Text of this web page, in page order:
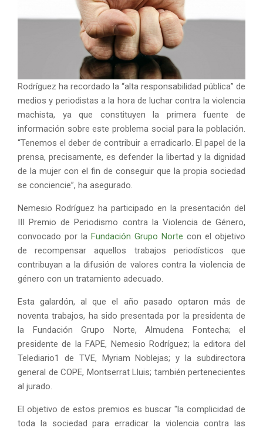
Rodríguez ha recordado la “alta responsabilidad pública” de
medios y periodistas a la hora de luchar contra la violencia
machista, ya que constituyen la primera fuente de
información sobre este problema social para la población.
“Tenemos el deber de contribuir a erradicarlo. El papel de la
prensa, precisamente, es defender la libertad y la dignidad
de la mujer con el fin de conseguir que la propia sociedad
se conciencie”, ha asegurado.
Nemesio Rodríguez ha participado en la presentación del
III Premio de Periodismo contra la Violencia de Género,
convocado por la Fundación Grupo Norte con el objetivo
de recompensar aquellos trabajos periodísticos que
contribuyan a la difusión de valores contra la violencia de
género con un tratamiento adecuado.
Esta galardón, al que el año pasado optaron más de
noventa trabajos, ha sido presentada por la presidenta de
la Fundación Grupo Norte, Almudena Fontecha; el
presidente de la FAPE, Nemesio Rodríguez; la editora del
Telediario1 de TVE, Myriam Noblejas; y la subdirectora
general de COPE, Montserrat Lluis; también pertenecientes
al jurado.
El objetivo de estos premios es buscar "la complicidad de
toda la sociedad para erradicar la violencia contra las